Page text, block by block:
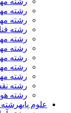
رشته
رشته
رشته
رشته
رشته
رشته
رشته
رشته
رشته
رشته
علوم پایهرشته